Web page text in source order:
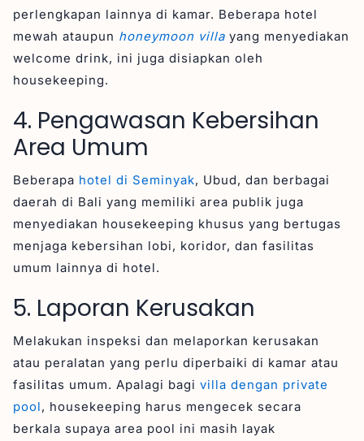
perlengkapan lainnya di kamar. Beberapa hotel
mewah ataupun honeymoon villa yang menyediakan
welcome drink, ini juga disiapkan oleh
housekeeping.
4. Pengawasan Kebersihan
Area Umum
Beberapa hotel di Seminyak, Ubud, dan berbagai
daerah di Bali yang memiliki area publik juga
menyediakan housekeeping khusus yang bertugas
menjaga kebersihan lobi, koridor, dan fasilitas
umum lainnya di hotel.
5. Laporan Kerusakan
Melakukan inspeksi dan melaporkan kerusakan
atau peralatan yang perlu diperbaiki di kamar atau
fasilitas umum. Apalagi bagi villa dengan private
pool, housekeeping harus mengecek secara
berkala supaya area pool ini masih layak